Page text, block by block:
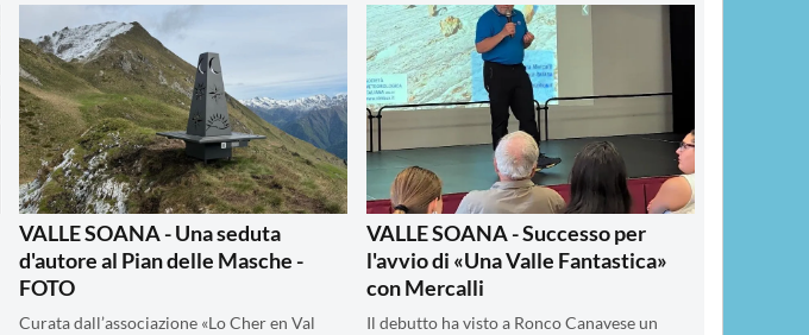
VALLE SOANA - Una seduta
d'autore al Pian delle Masche -
FOTO
Curata dall’associazione «Lo Cher en Val
VALLE SOANA - Successo per
l'avvio di «Una Valle Fantastica»
con Mercalli
Il debutto ha visto a Ronco Canavese un